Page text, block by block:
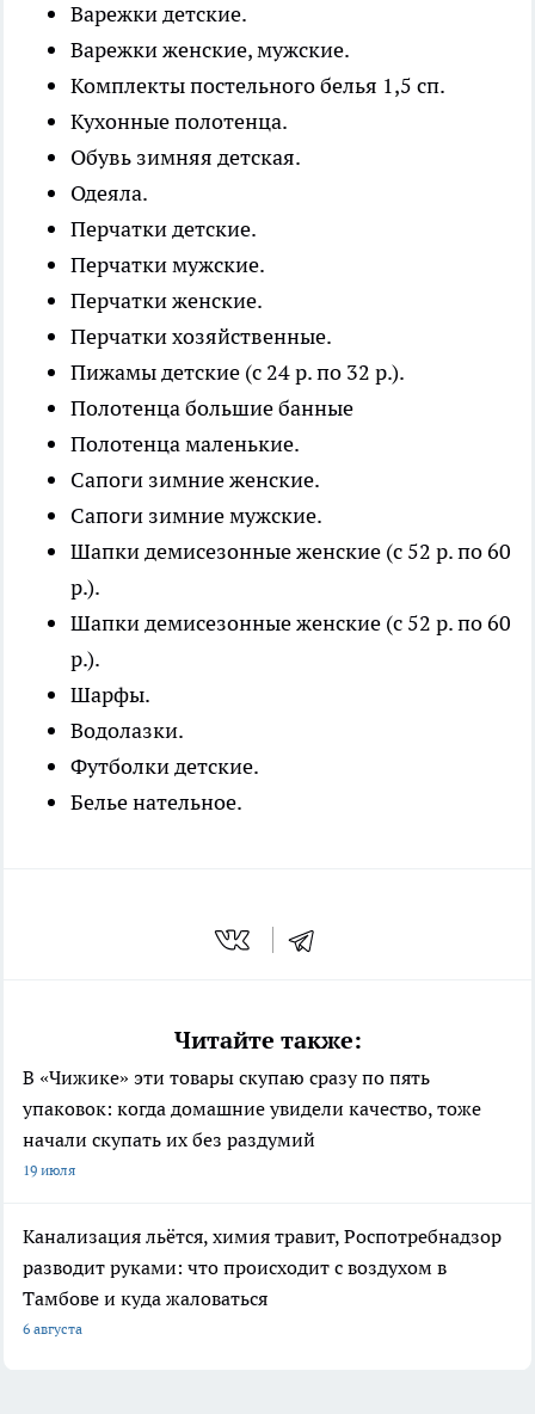
Варежки детские.
Варежки женские, мужские.
Комплекты постельного белья 1,5 сп.
Кухонные полотенца.
Обувь зимняя детская.
Одеяла.
Перчатки детские.
Перчатки мужские.
Перчатки женские.
Перчатки хозяйственные.
Пижамы детские (с 24 р. по 32 р.).
Полотенца большие банные
Полотенца маленькие.
Сапоги зимние женские.
Сапоги зимние мужские.
Шапки демисезонные женские (с 52 р. по 60
р.).
Шапки демисезонные женские (с 52 р. по 60
р.).
Шарфы.
Водолазки.
Футболки детские.
Белье нательное.
Читайте также:
В «Чижике» эти товары скупаю сразу по пять
упаковок: когда домашние увидели качество, тоже
начали скупать их без раздумий
19 июля
Канализация льётся, химия травит, Роспотребнадзор
разводит руками: что происходит с воздухом в
Тамбове и куда жаловаться
6 августа